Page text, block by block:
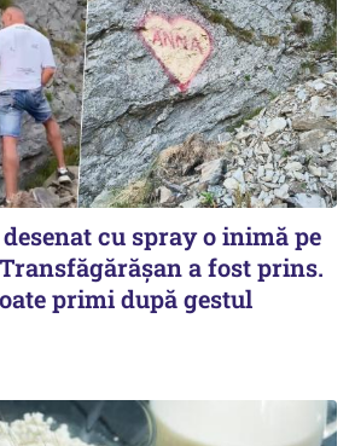
cu spray o inimă pe
a fost prins.
primi după gestul